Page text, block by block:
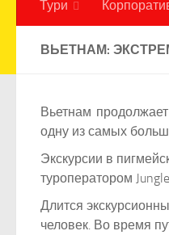
Тури
ВЬЕТНАМ:
Вьетнам
одну из самых
Экскурсии в
туроператором Jungle
Длится
человек. Во время